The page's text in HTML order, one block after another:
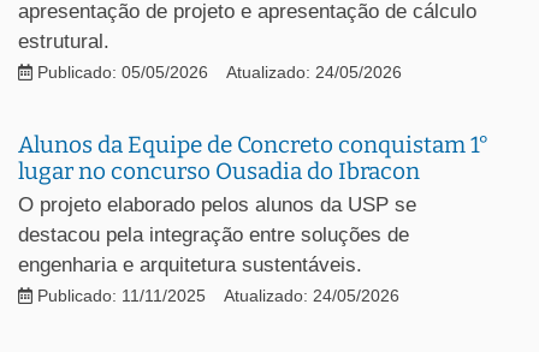
apresentação de projeto e apresentação de cálculo
estrutural.
Publicado: 05/05/2026 Atualizado: 24/05/2026
Alunos da Equipe de Concreto conquistam 1°
lugar no concurso Ousadia do Ibracon
O projeto elaborado pelos alunos da USP se
destacou pela integração entre soluções de
engenharia e arquitetura sustentáveis.
Publicado: 11/11/2025 Atualizado: 24/05/2026